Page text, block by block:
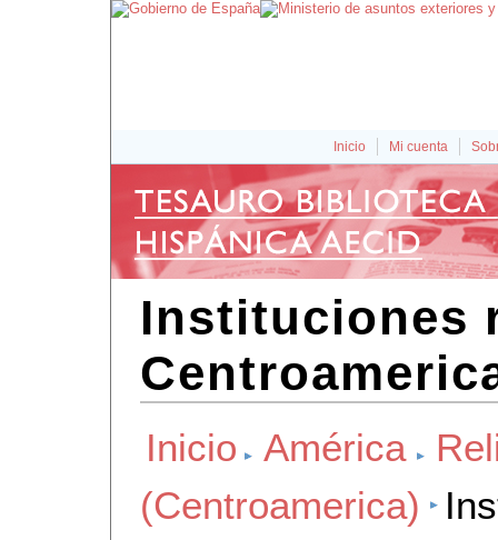
Inicio Mi cuenta
Instituciones
Inicio América
(Centroamerica)